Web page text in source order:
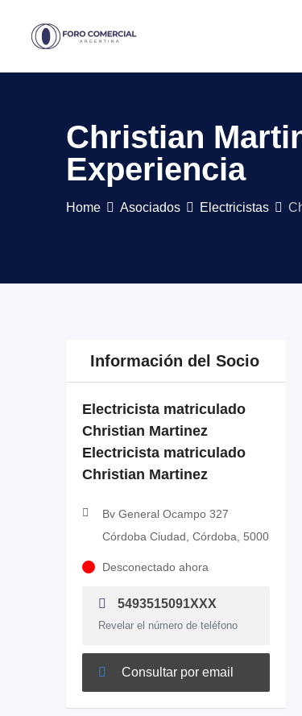
Christian
Experiencia
Home Asociados Electricistas
Información del Socio
Electricista matriculado
Christian Martinez
Electricista matriculado
Christian Martinez
Bv General Ocampo 327
Córdoba Ciudad, Córdoba, 5000
Desconectado ahora
5493515091XXX
Revelar el número de teléfono
Consultar por email